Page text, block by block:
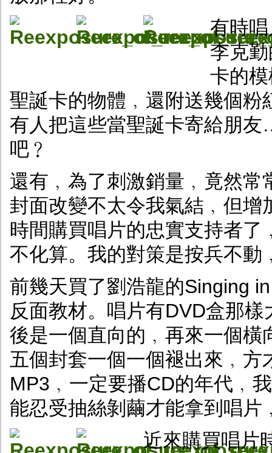
有時
李克
卡的
聖誕卡的物體﹐還附送幾個
有人把這些當聖誕卡寄給朋
吧﹖
還有﹐為了刺激銷量﹐竟然
封面改變不太令我氣結﹐但
時間購買唱片的忠實支持者
不化算。我的對策是按兵不動
前幾天買了劉浩龍的Singing
反面教材。唱片有DVD盒那
後是一個直向的﹐再來一個
五個封套一個一個褪出來﹐
MP3﹐一定要播CD的年代﹐
能忍受抽絲剝繭才能拿到唱片
近來購買唱片